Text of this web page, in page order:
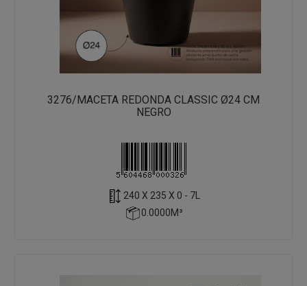
3276/MACETA REDONDA CLASSIC Ø24 CM
NEGRO
240 X 235 X 0 - 7L
0.0000M³